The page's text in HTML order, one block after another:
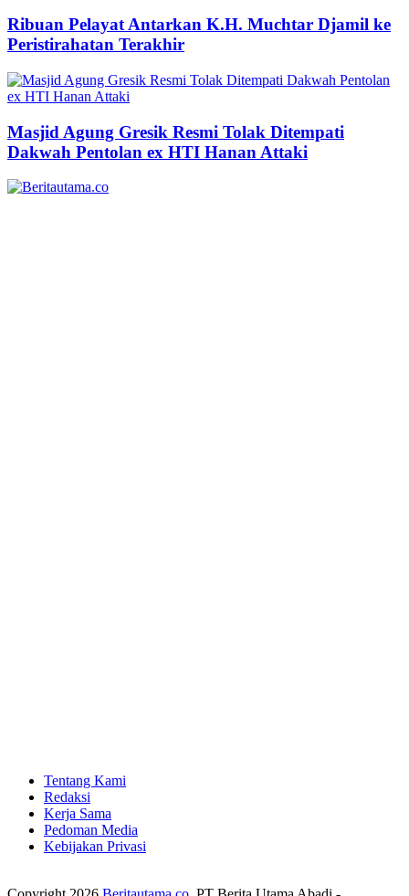
Ribuan Pelayat Antarkan K.H. Muchtar Djamil ke
Peristirahatan Terakhir
Masjid Agung Gresik Resmi Tolak Ditempati
Dakwah Pentolan ex HTI Hanan Attaki
Tentang Kami
Redaksi
Kerja Sama
Pedoman Media
Kebijakan Privasi